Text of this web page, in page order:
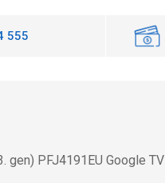
555
gen) PFJ4191EU Google TV